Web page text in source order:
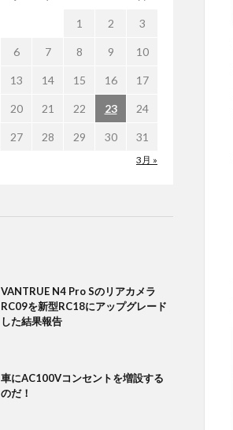
3月 »
1 2 3
6 7 8 9 10
13 14 15 16 17
20 21 22 23 24
27 28 29 30 31
VANTRUE N4 Pro Sのリアカメラ
RC09を新型RC18にアップグレード
した結果報告
車にAC100Vコンセントを増設する
のだ！